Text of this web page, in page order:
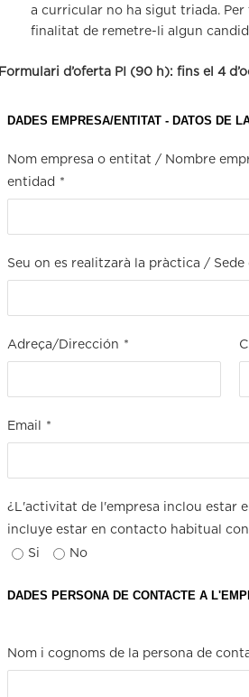
a curricular no ha sigut triada.
finalitat de remetre-li algun
Formulari d’oferta PI (90 h): fins el 4
DADES EMPRESA/ENTITAT - DATOS DE
Nom empresa o entitat / Nombre
entidad *
Seu on es realitzarà la pràctica /
Adreça/Dirección *
Email *
¿L'activitat de l'empresa inclou estar
incluye estar en contacto habitual
Si
No
DADES PERSONA DE CONTACTE A
Nom i cognoms de la persona de